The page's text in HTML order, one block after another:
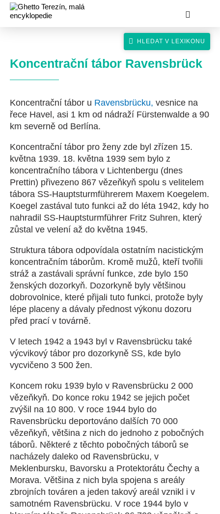
hledat
Koncentrační tábor Ravensbrück
Koncentrační tábor u Ravensbrücku, vesnice na
řece Havel, asi 1 km od nádraží Fürstenwalde a 90
km severně od Berlína.
Koncentrační tábor pro ženy zde byl zřízen 15.
května 1939. 18. května 1939 sem bylo z
koncentračního tábora v Lichtenbergu (dnes
Prettin) přivezeno 867 vězeňkyň spolu s velitelem
tábora SS-Hauptsturmführerem Maxem Koegelem.
Koegel zastával tuto funkci až do léta 1942, kdy ho
nahradil SS-Hauptsturmführer Fritz Suhren, který
zůstal ve velení až do května 1945.
Struktura tábora odpovídala ostatním nacistickým
koncentračním táborům. Kromě mužů, kteří tvořili
stráž a zastávali správní funkce, zde bylo 150
ženských dozorkyň. Dozorkyně byly většinou
dobrovolnice, které přijali tuto funkci, protože byly
lépe placeny a dávaly přednost výkonu dozoru
před prací v továrně.
V letech 1942 a 1943 byl v Ravensbrücku také
výcvikový tábor pro dozorkyně SS, kde bylo
vycvičeno 3 500 žen.
Koncem roku 1939 bylo v Ravensbrücku 2 000
vězeňkyň. Do konce roku 1942 se jejich počet
zvýšil na 10 800. V roce 1944 bylo do
Ravensbrücku deportováno dalších 70 000
vězeňkyň, většina z nich do jednoho z pobočných
táborů. Některé z těchto pobočných táborů se
nacházely daleko od Ravensbrücku, v
Meklenbursku, Bavorsku a Protektorátu Čechy a
Morava. Většina z nich byla spojena s areály
zbrojních továren a jeden takový areál vznikl i v
samotném Ravensbrücku. V roce 1944 bylo v